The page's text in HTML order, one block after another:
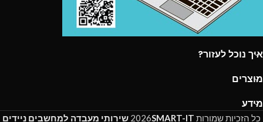
איך נוכל לעזור?
מוצרים
מידע
כל הזכיות שמורות 2026SMART-IT שירותי מעבדה למחשבים ניידים